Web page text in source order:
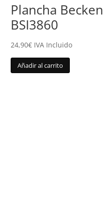
Plancha Becken
BSI3860
24,90€ IVA Incluido
Añadir al carrito